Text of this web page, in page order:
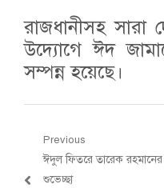
রাজধানীসহ সারা
উদ্যোগে ঈদ
সম্পন্ন হয়েছে।
Post
navigation
Previous
Previous
post:
ঈদুল ফিতরে তারেক রহমানের
শুভেচ্ছা